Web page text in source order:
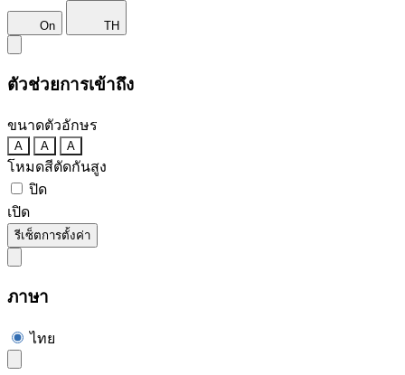
On TH
ตัวช่วยการเข้าถึง
ขนาดตัวอักษร
A A A
โหมดสีตัดกันสูง
ปิด
เปิด
รีเซ็ตการตั้งค่า
ภาษา
ไทย